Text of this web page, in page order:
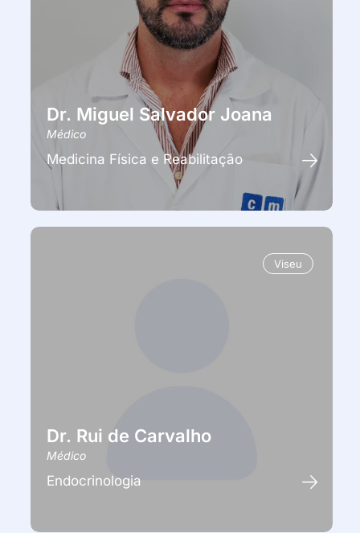
Dr. Miguel Salvador Joana
Médico
Medicina Física e Reabilitação
Viseu
Dr. Rui de Carvalho
Médico
Endocrinologia